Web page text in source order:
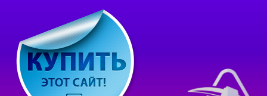
содержимому